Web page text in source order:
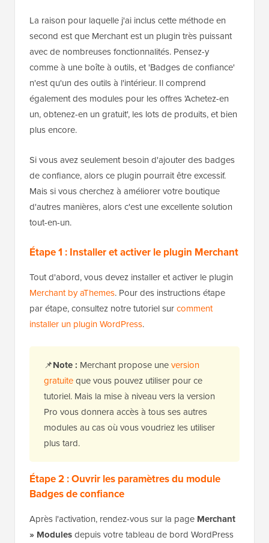
La raison pour laquelle j'ai inclus cette méthode en
second est que Merchant est un plugin très puissant
avec de nombreuses fonctionnalités. Pensez-y
comme à une boîte à outils, et 'Badges de confiance'
n'est qu'un des outils à l'intérieur. Il comprend
également des modules pour les offres 'Achetez-en
un, obtenez-en un gratuit', les lots de produits, et bien
plus encore.
Si vous avez seulement besoin d'ajouter des badges
de confiance, alors ce plugin pourrait être excessif.
Mais si vous cherchez à améliorer votre boutique
d'autres manières, alors c'est une excellente solution
tout-en-un.
Étape 1 : Installer et activer le plugin Merchant
Tout d'abord, vous devez installer et activer le plugin
Merchant by aThemes. Pour des instructions étape
par étape, consultez notre tutoriel surcomment
installer un plugin WordPress.
📌Note : Merchant propose uneversion
gratuiteque vous pouvez utiliser pour ce
tutoriel. Mais la mise à niveau vers la version
Pro vous donnera accès à tous ses autres
modules au cas où vous voudriez les utiliser
plus tard.
Étape 2 : Ouvrir les paramètres du module
Badges de confiance
Après l'activation, rendez-vous sur la page Merchant
» Modulesdepuis votre tableau de bord WordPress